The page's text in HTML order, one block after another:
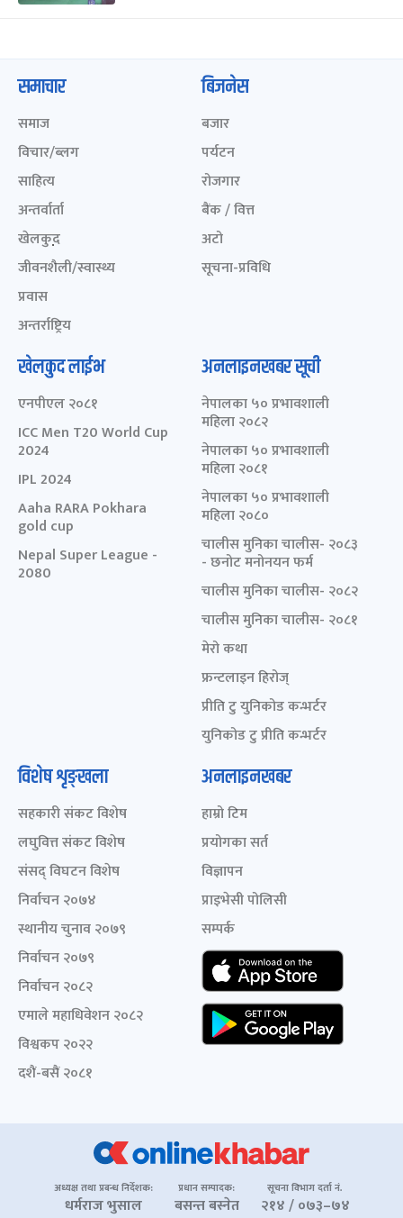
समाचार
समाज
विचार/ब्लग
साहित्य
अन्तर्वार्ता
खेलकुद़़
जीवनशैली/स्वास्थ्य
प्रवास
अन्तर्राष्ट्रिय
बिजनेस
बजार
पर्यटन
रोजगार
बैंक / वित्त
अटो
सूचना-प्रविधि
खेलकुद लाईभ
एनपीएल २०८१
ICC Men T20 World Cup
2024
IPL 2024
Aaha RARA Pokhara
gold cup
Nepal Super League -
2080
अनलाइनखबर सूची
नेपालका ५० प्रभावशाली
महिला २०८२
नेपालका ५० प्रभावशाली
महिला २०८१
नेपालका ५० प्रभावशाली
महिला २०८०
चालीस मुनिका चालीस- २०८३
- छनोट मनोनयन फर्म
चालीस मुनिका चालीस- २०८२
चालीस मुनिका चालीस- २०८१
मेरो कथा
फ्रन्टलाइन हिरोज्
प्रीति टु युनिकोड कन्भर्टर
युनिकोड टु प्रीति कन्भर्टर
विशेष शृङ्खला
सहकारी संकट विशेष
लघुवित्त संकट विशेष
संसद् विघटन विशेष
निर्वाचन २०७४
स्थानीय चुनाव २०७९
निर्वाचन २०७९
निर्वाचन २०८२
एमाले महाधिवेशन २०८२
विश्वकप २०२२
दशैं-बसैं २०८१
अनलाइनखबर
हाम्रो टिम
प्रयोगका सर्त
विज्ञापन
प्राइभेसी पोलिसी
सम्पर्क
अध्यक्ष तथा प्रबन्ध निर्देशक:
धर्मराज भुसाल
प्रधान सम्पादक:
बसन्त बस्नेत
सूचना विभाग दर्ता नं.
२१४ / ०७३–७४